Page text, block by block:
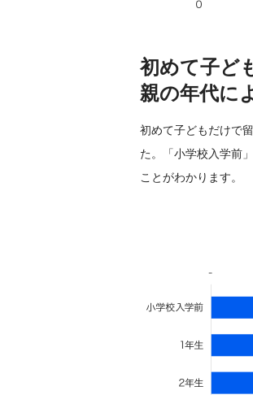
初めて子ど
親の年代に
初めて子どもだけで
た。「小学校入学前
ことがわかります。